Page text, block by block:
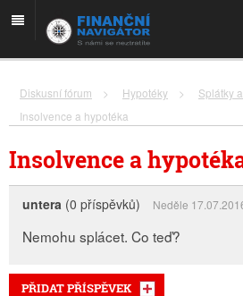
Diskusní fórum > Hypotéky > Splátky
Insolvence a hypotéka
Insolvence a
untera (0 příspěvků) Neděle
Nemohu splácet. Co teď?
PŘIDAT PŘÍSPĚVEK